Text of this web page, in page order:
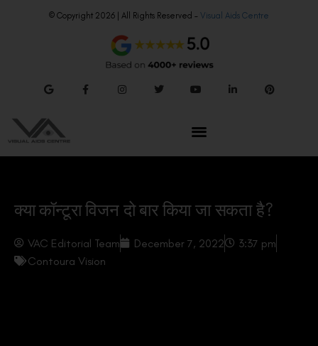
© Copyright 2026 | All Rights Reserved – Visual Aids Centre
क्या कॉन्टूरा विजन दो बार किया जा सकता है?
VAC Editorial Team December 7, 2022
3:37 pm
Contoura Vision